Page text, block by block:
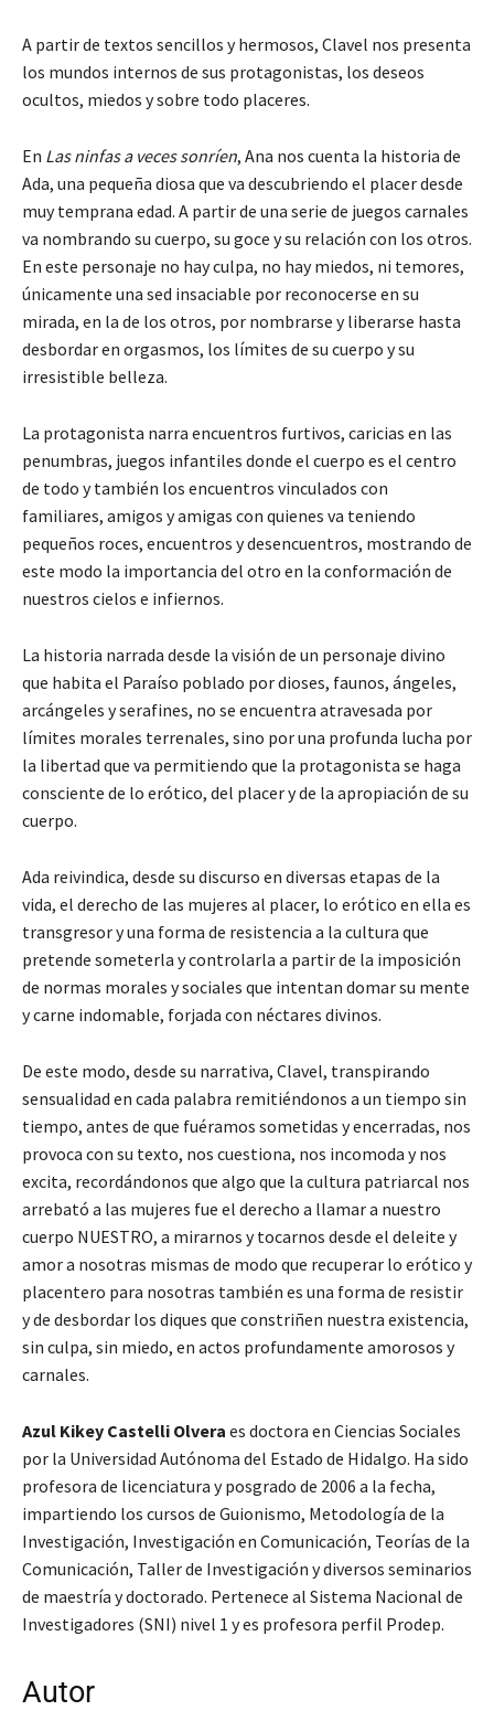
A partir de textos sencillos y hermosos, Clavel nos presenta
los mundos internos de sus protagonistas, los deseos
ocultos, miedos y sobre todo placeres.
En Las ninfas a veces sonríen, Ana nos cuenta la historia de
Ada, una pequeña diosa que va descubriendo el placer desde
muy temprana edad. A partir de una serie de juegos carnales
va nombrando su cuerpo, su goce y su relación con los otros.
En este personaje no hay culpa, no hay miedos, ni temores,
únicamente una sed insaciable por reconocerse en su
mirada, en la de los otros, por nombrarse y liberarse hasta
desbordar en orgasmos, los límites de su cuerpo y su
irresistible belleza.
La protagonista narra encuentros furtivos, caricias en las
penumbras, juegos infantiles donde el cuerpo es el centro
de todo y también los encuentros vinculados con
familiares, amigos y amigas con quienes va teniendo
pequeños roces, encuentros y desencuentros, mostrando de
este modo la importancia del otro en la conformación de
nuestros cielos e infiernos.
La historia narrada desde la visión de un personaje divino
que habita el Paraíso poblado por dioses, faunos, ángeles,
arcángeles y serafines, no se encuentra atravesada por
límites morales terrenales, sino por una profunda lucha por
la libertad que va permitiendo que la protagonista se haga
consciente de lo erótico, del placer y de la apropiación de su
cuerpo.
Ada reivindica, desde su discurso en diversas etapas de la
vida, el derecho de las mujeres al placer, lo erótico en ella es
transgresor y una forma de resistencia a la cultura que
pretende someterla y controlarla a partir de la imposición
de normas morales y sociales que intentan domar su mente
y carne indomable, forjada con néctares divinos.
De este modo, desde su narrativa, Clavel, transpirando
sensualidad en cada palabra remitiéndonos a un tiempo sin
tiempo, antes de que fuéramos sometidas y encerradas, nos
provoca con su texto, nos cuestiona, nos incomoda y nos
excita, recordándonos que algo que la cultura patriarcal nos
arrebató a las mujeres fue el derecho a llamar a nuestro
cuerpo NUESTRO, a mirarnos y tocarnos desde el deleite y
amor a nosotras mismas de modo que recuperar lo erótico y
placentero para nosotras también es una forma de resistir
y de desbordar los diques que constriñen nuestra existencia,
sin culpa, sin miedo, en actos profundamente amorosos y
carnales.
Azul Kikey Castelli Olvera es doctora en Ciencias Sociales
por la Universidad Autónoma del Estado de Hidalgo. Ha sido
profesora de licenciatura y posgrado de 2006 a la fecha,
impartiendo los cursos de Guionismo, Metodología de la
Investigación, Investigación en Comunicación, Teorías de la
Comunicación, Taller de Investigación y diversos seminarios
de maestría y doctorado. Pertenece al Sistema Nacional de
Investigadores (SNI) nivel 1 y es profesora perfil Prodep.
Autor